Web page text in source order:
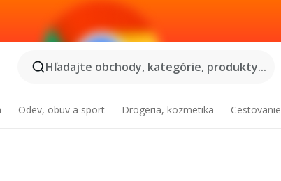
Hľadajte obchody, kategórie, produkty...
Odev, obuv a sport Drogeria, kozmetika Cestovanie